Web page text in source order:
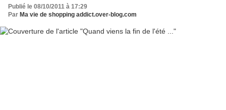
Publié le 08/10/2011 à 17:29
Par Ma vie de shopping addict.over-blog.com